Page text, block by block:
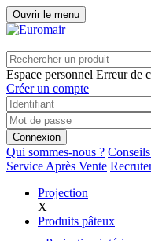
Ouvrir le menu
Espace personnel Erreur de
Créer un compte
Connexion
Qui sommes-nous ?
Service Après Vente
Projection
X
Produits pâteux